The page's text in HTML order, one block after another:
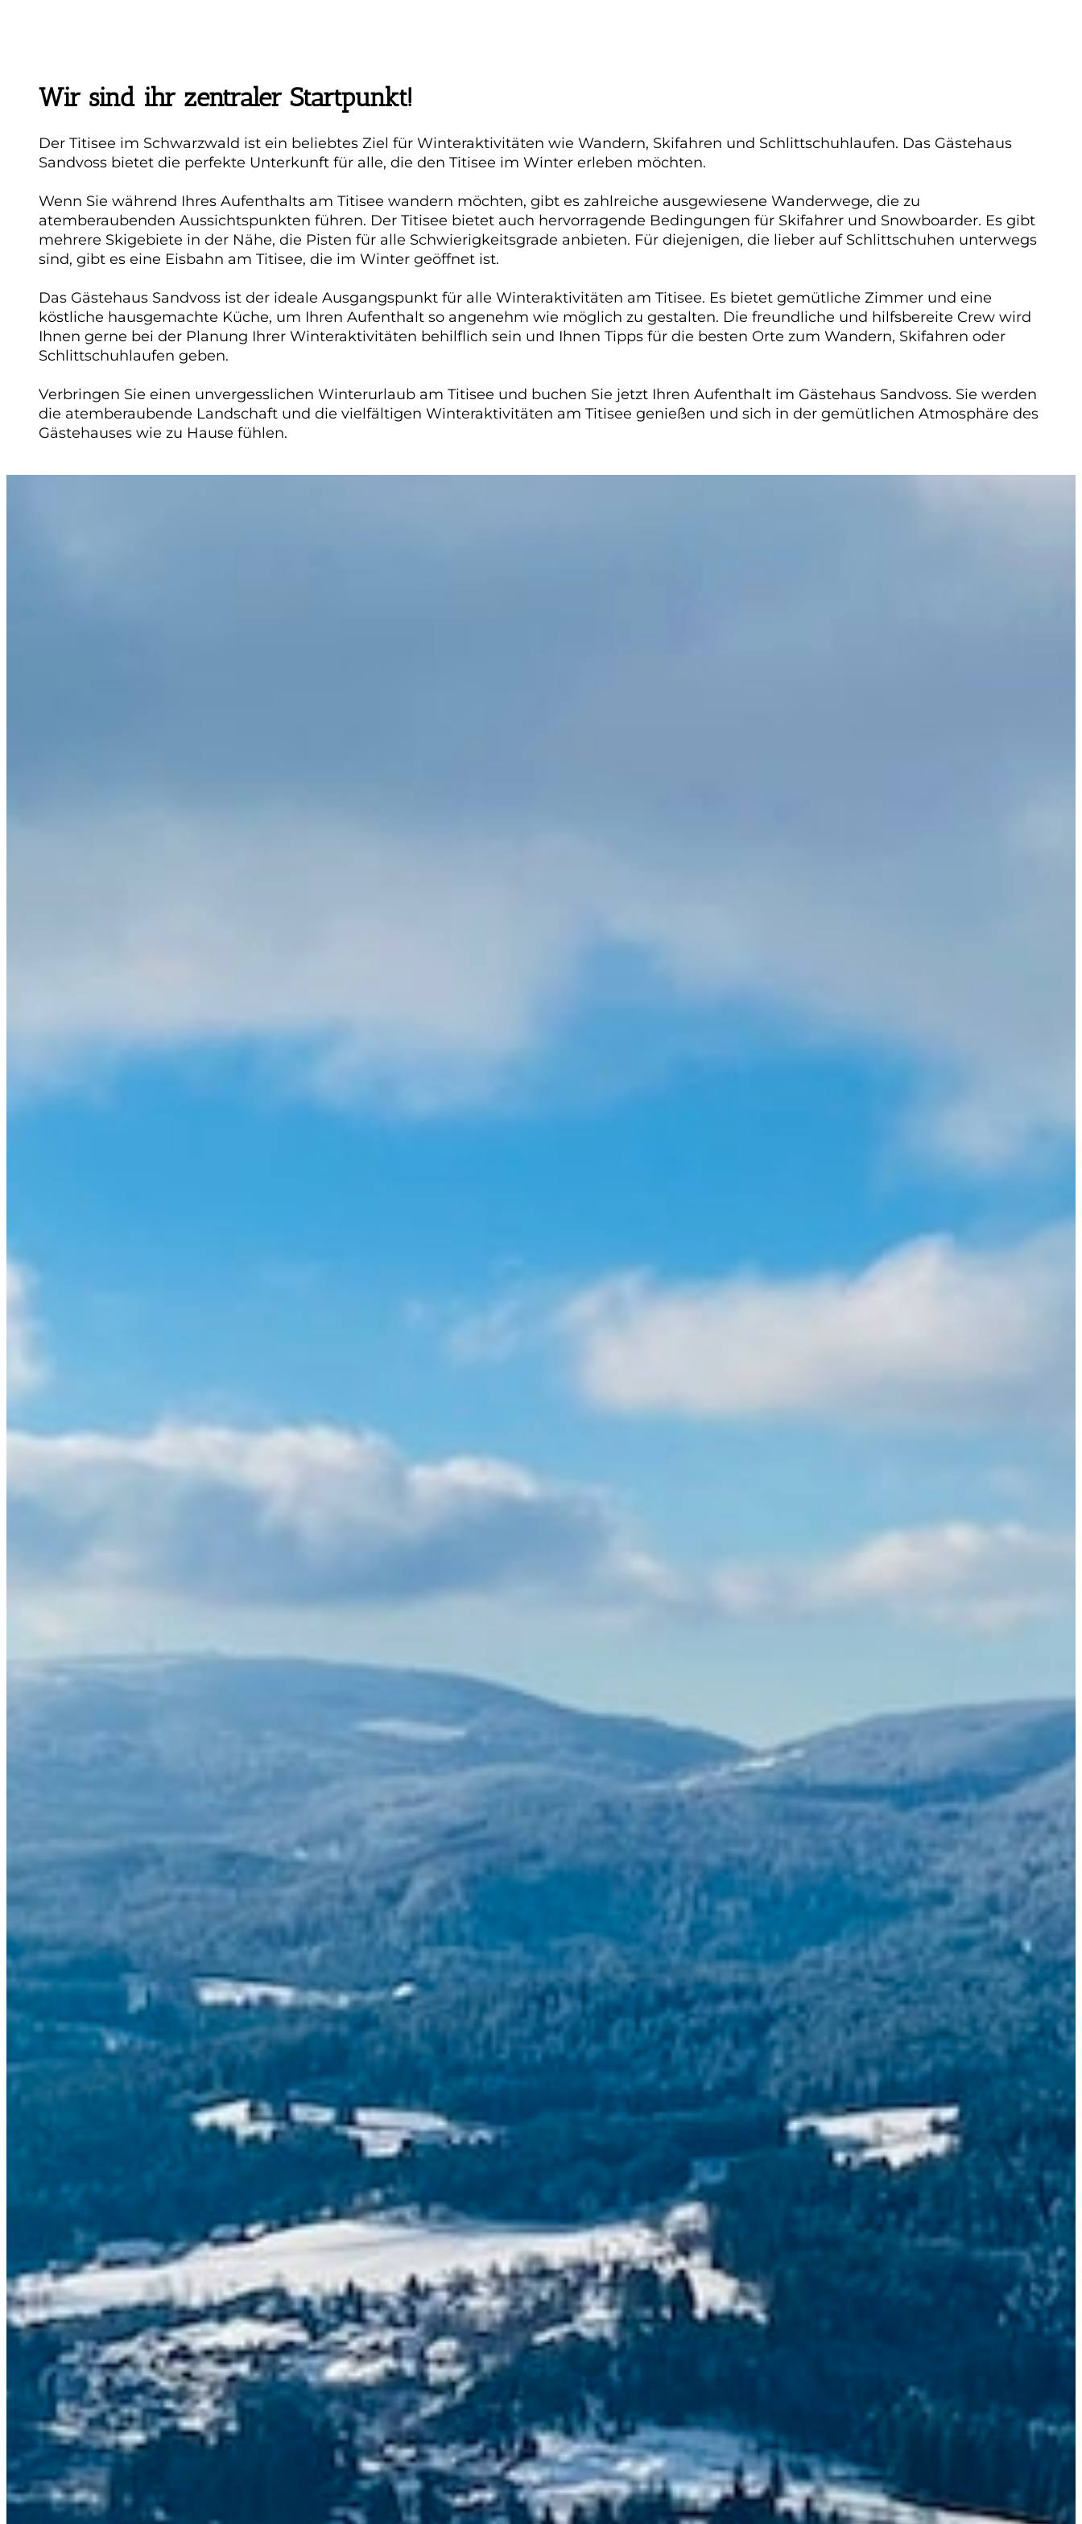
Wir sind ihr zentraler Startpunkt!
Der Titisee im Schwarzwald ist ein beliebtes Ziel für Winteraktivitäten wie Wandern, Skifahren und Schlittschuhlaufen. Das Gästehaus
Sandvoss bietet die perfekte Unterkunft für alle, die den Titisee im Winter erleben möchten.
Wenn Sie während Ihres Aufenthalts am Titisee wandern möchten, gibt es zahlreiche ausgewiesene Wanderwege, die zu
atemberaubenden Aussichtspunkten führen. Der Titisee bietet auch hervorragende Bedingungen für Skifahrer und Snowboarder. Es gibt
mehrere Skigebiete in der Nähe, die Pisten für alle Schwierigkeitsgrade anbieten. Für diejenigen, die lieber auf Schlittschuhen unterwegs
sind, gibt es eine Eisbahn am Titisee, die im Winter geöffnet ist.
Das Gästehaus Sandvoss ist der ideale Ausgangspunkt für alle Winteraktivitäten am Titisee. Es bietet gemütliche Zimmer und eine
köstliche hausgemachte Küche, um Ihren Aufenthalt so angenehm wie möglich zu gestalten. Die freundliche und hilfsbereite Crew wird
Ihnen gerne bei der Planung Ihrer Winteraktivitäten behilflich sein und Ihnen Tipps für die besten Orte zum Wandern, Skifahren oder
Schlittschuhlaufen geben.
Verbringen Sie einen unvergesslichen Winterurlaub am Titisee und buchen Sie jetzt Ihren Aufenthalt im Gästehaus Sandvoss. Sie werden
die atemberaubende Landschaft und die vielfältigen Winteraktivitäten am Titisee genießen und sich in der gemütlichen Atmosphäre des
Gästehauses wie zu Hause fühlen.